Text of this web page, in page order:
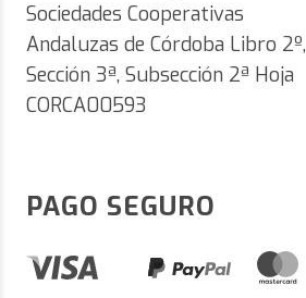
Sociedades Cooperativas
Andaluzas de Córdoba Libro 2º,
Sección 3ª, Subsección 2ª Hoja
CORCA00593
PAGO SEGURO